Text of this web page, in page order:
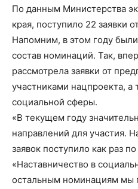
По данным Министерства
края, поступило 22 заявки
Напомним, в этом году
состав номинаций. Так,
рассмотрела заявки от
участниками нацпроекта, а
социальной сферы.
«В текущем году
направлений для участия.
заявок поступило как раз
«Наставничество в
остальным номинациям мы